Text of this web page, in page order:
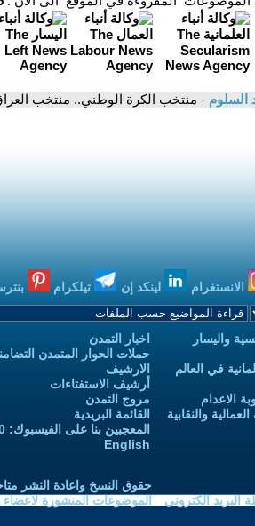
- منتخب الكرة الوطني.. منتخب
الانستغرام لينكد إن تيلكرام
واليسار
في العالم
الاعدام
والنقابية
اخبار التمدن
حملات الحوار المتمدن
الارشيف
أرشيف الاستفتاءات
مروج التمدن
القائمة البريدية
المعجبين بنا على الفيسبوك: 3,732,970
English
الكتروني
حقوق النسخ واعادة النشر
الموضوعات المنشورة لاعضاء